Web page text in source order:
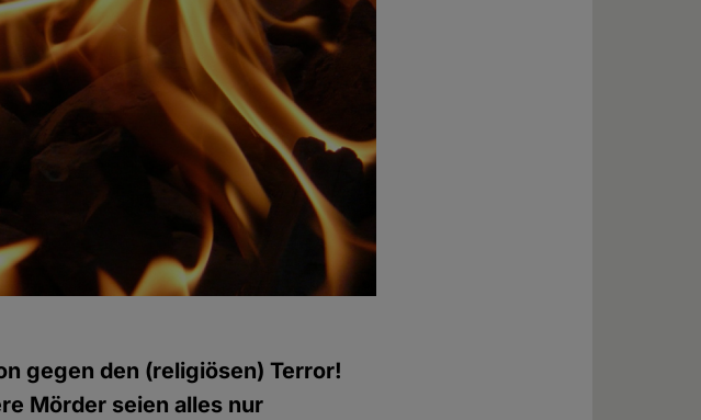
gegen den (religiösen) Terror!
Mörder seien alles nur